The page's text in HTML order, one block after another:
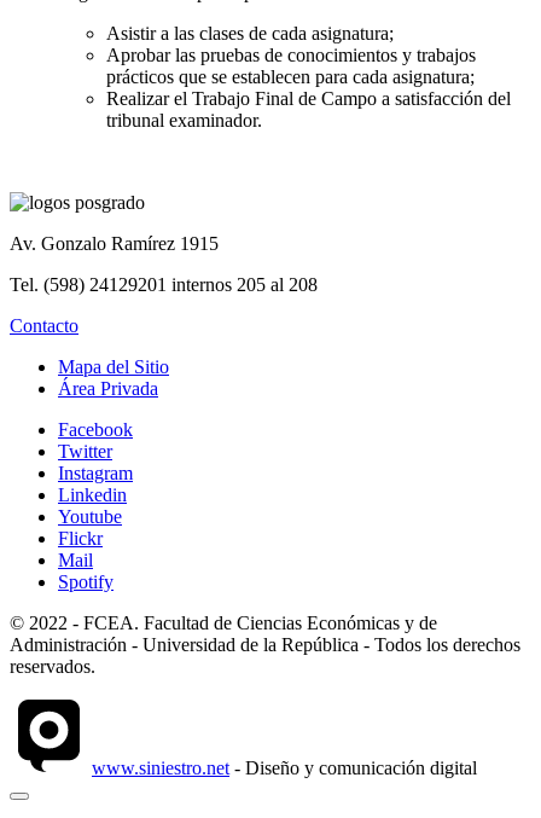
Asistir a las clases de cada asignatura;
Aprobar las pruebas de conocimientos y trabajos
prácticos que se establecen para cada asignatura;
Realizar el Trabajo Final de Campo a satisfacción del
tribunal examinador.
Av. Gonzalo Ramírez 1915
Tel. (598) 24129201 internos 205 al 208
Contacto
Mapa del Sitio
Área Privada
Facebook
Twitter
Instagram
Linkedin
Youtube
Flickr
Mail
Spotify
© 2022 - FCEA. Facultad de Ciencias Económicas y de
Administración - Universidad de la República - Todos los derechos
reservados.
www.siniestro.net - Diseño y comunicación digital